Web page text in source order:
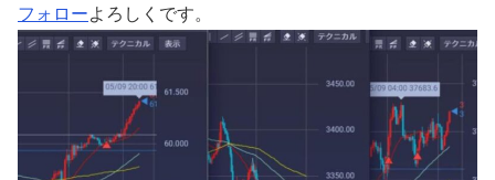
フォローよろしくです。